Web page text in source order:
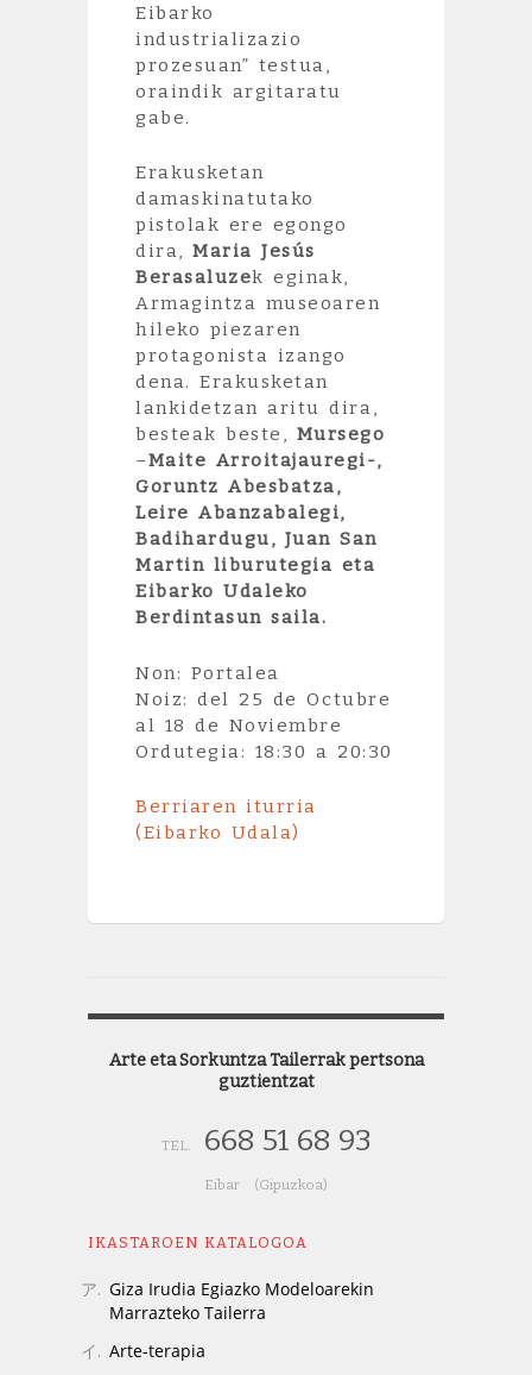
Eibarko
industrializazio
prozesuan” testua,
oraindik argitaratu
gabe.
Erakusketan
damaskinatutako
pistolak ere egongo
dira,Maria Jesús
Berasaluzek eginak,
Armagintza museoaren
hileko piezaren
protagonista izango
dena. Erakusketan
lankidetzan aritu dira,
besteak beste, Mursego
–Maite Arroitajauregi-,
Goruntz Abesbatza,
Leire Abanzabalegi,
Badihardugu, Juan San
Martin liburutegia eta
Eibarko Udaleko
Berdintasun saila.
Non: Portalea
Noiz: del 25 de Octubre
al 18 de Noviembre
Ordutegia: 18:30 a 20:30
Berriaren iturria
(Eibarko Udala)
Arte eta Sorkuntza Tailerrak pertsona
guztientzat
TEL. 668 51 68 93
Eibar (Gipuzkoa)
IKASTAROEN KATALOGOA
Giza Irudia Egiazko Modeloarekin
Marrazteko Tailerra
Arte-terapia